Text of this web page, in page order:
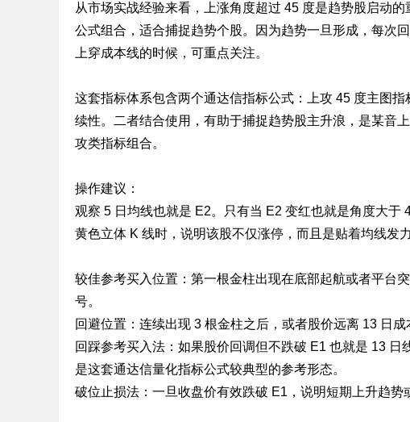
从市场实战经验来看，上涨角度超过 45 度是趋势股启动
公式组合，适合捕捉趋势个股。因为趋势一旦形成，每次
上穿成本线的时候，可重点关注。
这套指标体系包含两个通达信指标公式：上攻 45 度主图
续性。二者结合使用，有助于捕捉趋势股主升浪，是某音
攻类指标组合。
操作建议：
观察 5 日均线也就是 E2。只有当 E2 变红也就是角度大
黄色立体 K 线时，说明该股不仅涨停，而且是贴着均线发
较佳参考买入位置：第一根金柱出现在底部起航或者平台
号。
回避位置：连续出现 3 根金柱之后，或者股价远离 13 日成
回踩参考买入法：如果股价回调但不跌破 E1 也就是 13
是这套通达信量化指标公式较典型的参考形态。
破位止损法：一旦收盘价有效跌破 E1，说明短期上升趋势